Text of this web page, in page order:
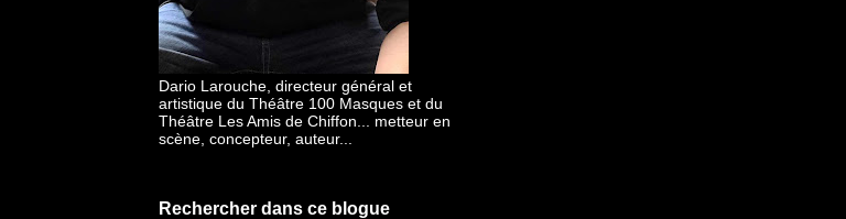
Dario Larouche, directeur général et
artistique du Théâtre 100 Masques et du
Théâtre Les Amis de Chiffon... metteur en
scène, concepteur, auteur...
Rechercher dans ce blogue